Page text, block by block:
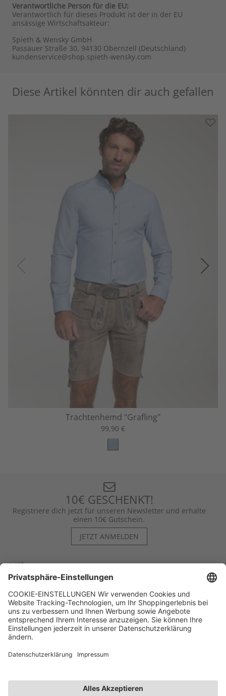
Verantwortliche Person für die EU:
Verantwortlich für dieses Produkt ist der in der EU
ansässige Wirtschaftsakteur:
Spieth & Wensky GmbH
Passauer Straße 30, 94130 Obernzell (Deutschland)
kundenservice@shop.spieth-wensky.com
Diese Artikel könnten dir auch gefallen
Trachtenhemd "Grafling"
99,90 €
10€ GESCHENKT!
Registriere dich jetzt für unseren Newsletter und erhalte
einen 10€ Gutschein.
JETZT ANMELDEN
Hilfe
Kontakt
Kategorien